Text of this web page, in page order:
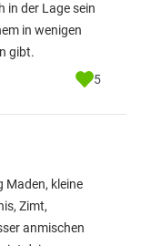
in der Lage sein
in wenigen
gibt.
5
Maden, kleine
Zimt,
anmischen